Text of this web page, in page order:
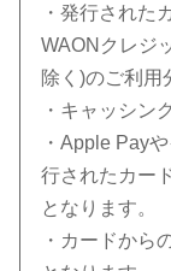
・発行された
WAONクレジ
除く)のご利用
・キャッシン
・Apple Pay
行されたカー
となります。
・カードから